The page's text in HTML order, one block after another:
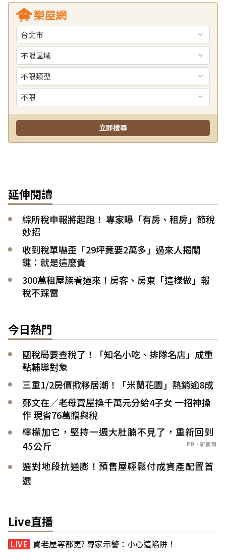
延伸閱讀
綜所稅申報將起跑！ 專家曝「有房、租房」節稅
妙招
收到稅單嚇歪「29坪竟要2萬多」過來人揭關
鍵：就是這麼貴
300萬租屋族看過來！房客、房東「這樣做」報
稅不踩雷
今日熱門
國稅局要查稅了！「知名小吃、排隊名店」成重
點輔導對象
三重1/2房價掀移居潮！「米蘭花園」熱銷逾8成
鄭文在／老母賣屋換千萬元分給4子女 一招神操
作 現省76萬贈與稅
檸檬加它，堅持一週大肚腩不見了，重新回到
45公斤
PR．新素簡
選對地段抗通膨！預售屋輕鬆付成資產配置首
選
Live直播
買老屋等都更? 專家示警：小心這陷阱！